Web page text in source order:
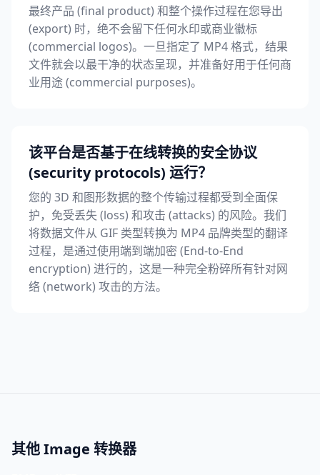
最终产品 (final product) 和整个操作过程在您导出
(export) 时，绝不会留下任何水印或商业徽标
(commercial logos)。一旦指定了 MP4 格式，结果
文件就会以最干净的状态呈现，并准备好用于任何商
业用途 (commercial purposes)。
该平台是否基于在线转换的安全协议
(security protocols) 运行？
您的 3D 和图形数据的整个传输过程都受到全面保
护，免受丢失 (loss) 和攻击 (attacks) 的风险。我们
将数据文件从 GIF 类型转换为 MP4 品牌类型的翻译
过程，是通过使用端到端加密 (End-to-End
encryption) 进行的，这是一种完全粉碎所有针对网
络 (network) 攻击的方法。
其他 Image 转换器